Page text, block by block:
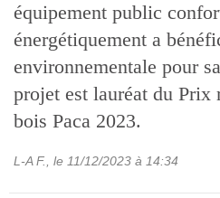
équipement public
énergétiquement a
environnementale pour
projet est lauréat du Prix
bois Paca 2023.
L-A F. , le 11/12/2023 à 14:34